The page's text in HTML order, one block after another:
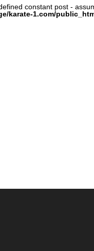
constant post -
karate-1.com/